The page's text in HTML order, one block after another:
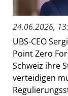
24.06.2026,
UBS-CEO
Point Zero
Schweiz ihre
verteidigen